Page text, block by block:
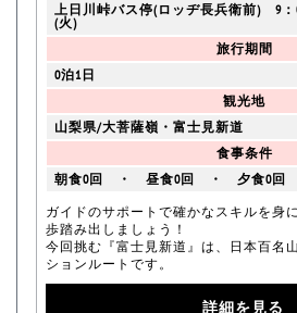
上日川峠バス停(ロッヂ長兵衛前) 9
(火)
旅行期間
0泊1日
観光地
山梨県/大菩薩嶺・富士見新道
食事条件
朝食0回 ・ 昼食0回 ・ 夕食0回
ガイドのサポートで確かなスキルを身
歩踏み出しましょう！
今回挑む『富士見新道』は、日本百名
ションルートです。
詳細を見る